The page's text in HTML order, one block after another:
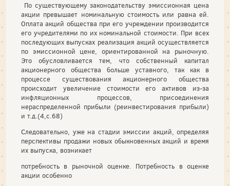
По суще­ствующему законодательству эмиссионная цена
акции превышает но­минальную стоимость или равна ей.
Оплата акций общества при его учреждении производится
его учредителями по их номинальной сто­имости. При всех
последующих выпусках реализация акций осуще­ствляется
по эмиссионной цене, ориентированной на рыночную.
Это обусловливается тем, что собственный капитал
акционерного обще­ства больше уставного, так как в
процессе существования акционер­ного общества
происходит увеличение стоимости его активов из-за
инфляционных процессов, присоединения
нераспределенной прибыли (реинвестирования прибыли)
и т.д.(4,с.68)
Следовательно, уже на стадии эмиссии акций, определяя
перспективы продажи новых обыкновенных акций и время
их выпуска, возникает
потребность в рыночной оценке. Потребность в оценке
акции особенно